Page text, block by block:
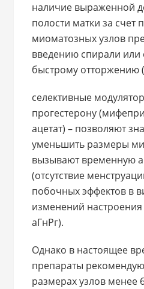
наличие выраженной
полости матки за счет
миоматозных узлов
введению спирали или
быстрому отторжению
селективные
прогестерону
ацетат) – позволяют
уменьшить размеры
вызывают временную
(отсутствие
побочных эффектов в
изменений настроения
аГнРг).
Однако в настоящее
препараты
размерах узлов менее